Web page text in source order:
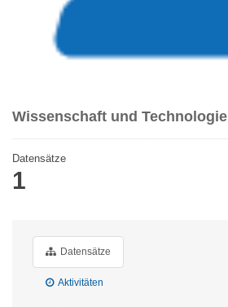
Wissenschaft und Technologie
Datensätze
1
Datensätze
Aktivitäten